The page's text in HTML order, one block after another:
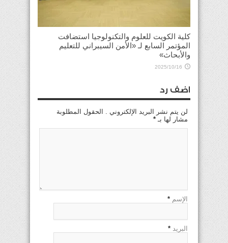
كلية الكويت للعلوم والتكنولوجيا استضافت
المؤتمر السابع لـ «الأمن السيبراني للتعليم
والأبحاث»
2025/10/16
اضف رد
لن يتم نشر البريد الإلكتروني . الحقول المطلوبة
مشار لها بـ *
الإسم *
البريد *